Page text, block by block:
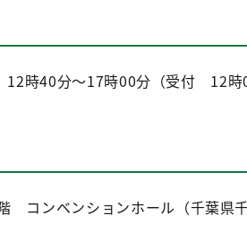
12時40分～17時00分（受付 12時
コンベンションホール（千葉県千